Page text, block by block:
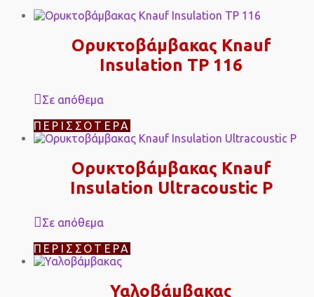
Ορυκτοβάμβακας Knauf
Insulation TP 116
Σε απόθεμα
ΠΕΡΙΣΣΌΤΕΡΑ
Ορυκτοβάμβακας Knauf
Insulation Ultracoustic P
Σε απόθεμα
ΠΕΡΙΣΣΌΤΕΡΑ
Υαλοβάμβακας